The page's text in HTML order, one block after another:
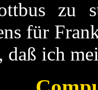
zu
für
daß ich